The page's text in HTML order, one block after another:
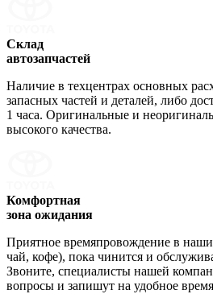
Склад
автозапчастей
Наличие в техцентрах основных
запасных частей и деталей, либо
1 часа. Оригинальные и
высокого качества.
Комфортная
зона ожидания
Приятное времяпровождение в
чай, кофе), пока чинится и
Звоните, специалисты нашей
вопросы и запишут на удобное